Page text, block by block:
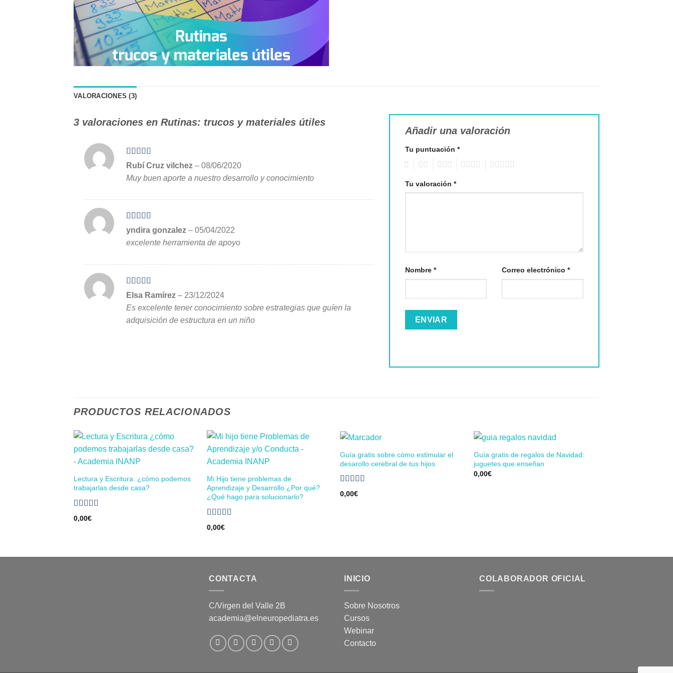
VALORACIONES (3)
3 valoraciones en Rutinas: trucos y materiales útiles
Valorado en
5 de 5
Rubí Cruz vilchez – 08/06/2020
Muy buen aporte a nuestro desarrollo y conocimiento
Valorado en
5 de 5
yndira gonzalez – 05/04/2022
excelente herramienta de apoyo
Valorado en
5de 5
Elsa Ramírez – 23/12/2024
Es excelente tener conocimiento sobre estrategias que guíen la
adquisición de estructura en un niño
Añadir una valoración
Tu puntuación *
Tu valoración *
Nombre * Correo electrónico *
PRODUCTOS RELACIONADOS
deseos
Lectura y Escritura: ¿cómo podemos
trabajarlas desde casa?
Valorado
en4.50
0,00€
Mi Hijo tiene problemas de
Aprendizaje y Desarrollo ¿Por qué?
¿Qué hago para solucionarlo?
Valorado en
5.00de 5
0,00€
Añadir
Guía gratis sobre cómo estimular el
desarollo cerebral de tus hijos
Valorado
en4.60
0,00€
Añadir
Guía gratis de regalos de Navidad:
juguetes que enseñan
0,00€
CONTACTA
C/Virgen del Valle 2B
academia@elneuropediatra.es
INICIO
Sobre Nosotros
Cursos
Webinar
Contacto
COLABORADOR OFICIAL